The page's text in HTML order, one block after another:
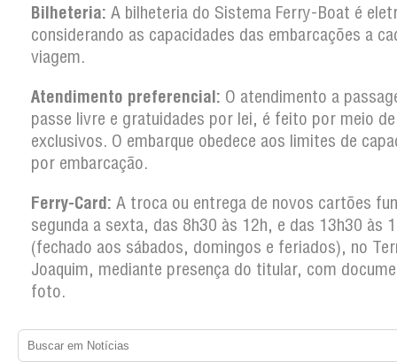
Bilheteria: A bilheteria do Sistema Ferry-Boat é
considerando as capacidades das embarcações a
viagem.
Atendimento preferencial: O atendimento a
passe livre e gratuidades por lei, é feito por meio
exclusivos. O embarque obedece aos limites de
por embarcação.
Ferry-Card: A troca ou entrega de novos cartões
segunda a sexta, das 8h30 às 12h, e das 13h30 às
(fechado aos sábados, domingos e feriados), no
Joaquim, mediante presença do titular, com
foto.